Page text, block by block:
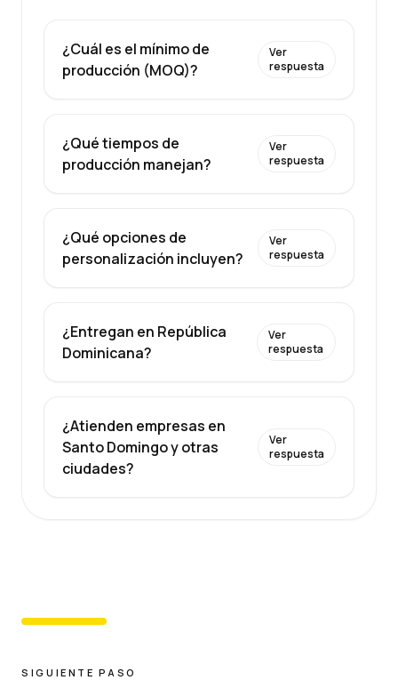
¿Cuál es el mínimo de
producción (MOQ)?
Ver
respuesta
¿Qué tiempos de
producción manejan?
Ver
respuesta
¿Qué opciones de
personalización incluyen?
Ver
respuesta
¿Entregan en República
Dominicana?
Ver
respuesta
¿Atienden empresas en
Santo Domingo y otras
ciudades?
Ver
respuesta
SIGUIENTE PASO